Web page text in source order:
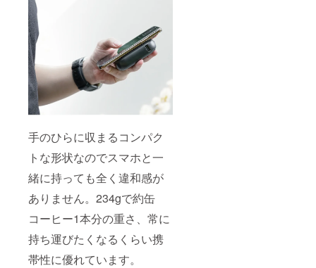
手のひらに収まるコンパク
トな形状なのでスマホと一
緒に持っても全く違和感が
ありません。234gで約缶
コーヒー1本分の重さ、常に
持ち運びたくなるくらい携
帯性に優れています。